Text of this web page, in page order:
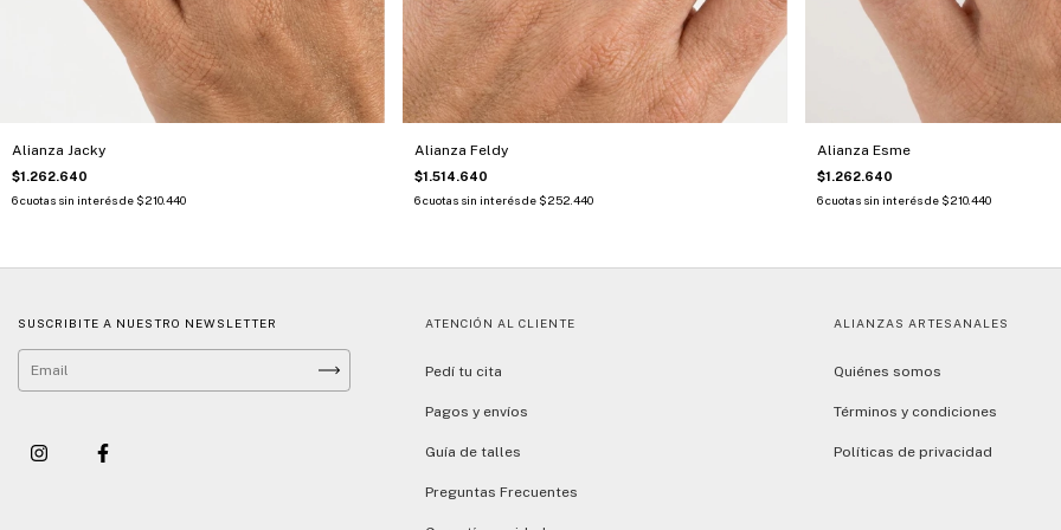
Alianza Jacky
$1.262.640
6cuotas sin interés de $210.440
Alianza Feldy
$1.514.640
6cuotas sin interés de $252.440
Alianza Esme
$1.262.640
6 cuotas sin interés de $210.440
SUSCRIBITE A NUESTRO NEWSLETTER ATENCIÓN AL CLIENTE
Pedí tu cita
Pagos y envíos
Guía de talles
Preguntas Frecuentes
ALIANZAS ARTESANALES
Quiénes somos
Términos y condiciones
Políticas de privacidad